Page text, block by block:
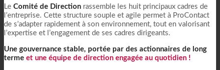
Le Comité de Direction rassemble les huit principaux cadres de
l’entreprise. Cette structure souple et agile permet à ProContact
de s’adapter rapidement à son environnement, tout en valorisant
l’expertise et l’engagement de ses cadres dirigeants.
Une gouvernance stable, portée par des actionnaires de long
terme et une équipe de direction engagée au quotidien !